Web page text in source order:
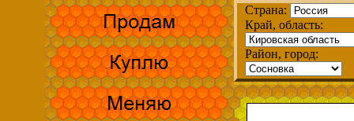
Страна:
Край, область:
Район, город: